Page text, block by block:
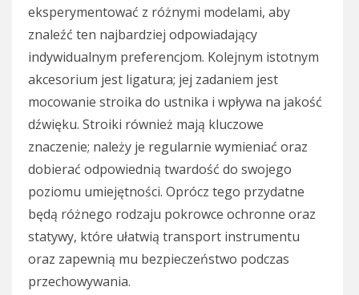
eksperymentować z różnymi modelami, aby
znaleźć ten najbardziej odpowiadający
indywidualnym preferencjom. Kolejnym istotnym
akcesorium jest ligatura; jej zadaniem jest
mocowanie stroika do ustnika i wpływa na jakość
dźwięku. Stroiki również mają kluczowe
znaczenie; należy je regularnie wymieniać oraz
dobierać odpowiednią twardość do swojego
poziomu umiejętności. Oprócz tego przydatne
będą różnego rodzaju pokrowce ochronne oraz
statywy, które ułatwią transport instrumentu
oraz zapewnią mu bezpieczeństwo podczas
przechowywania.